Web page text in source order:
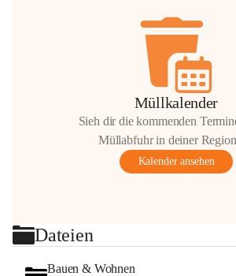
Müllkalender
Sieh dir die kommenden
Müllabfuhr in deiner
Kalender ansehen
Dateien
Bauen & Wohnen